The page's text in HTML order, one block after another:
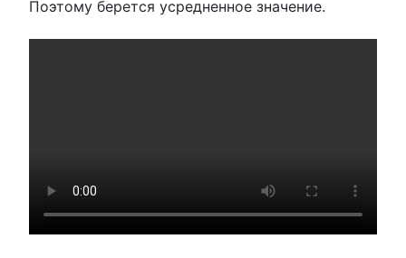
Поэтому берется усредненное значение.